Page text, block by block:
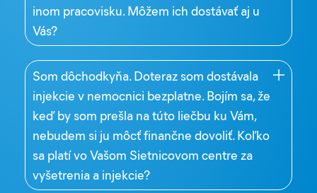
inom pracovisku. Môžem ich dostávať aj u
Vás?
Som dôchodkyňa. Doteraz som dostávala
injekcie v nemocnici bezplatne. Bojím sa, že
keď by som prešla na túto liečbu ku Vám,
nebudem si ju môcť finančne dovoliť. Koľko
sa platí vo Vašom Sietnicovom centre za
vyšetrenia a injekcie?